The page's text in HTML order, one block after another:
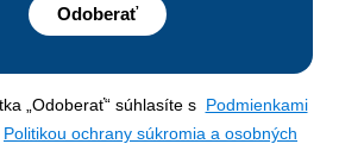
Odoberať
„Odoberať“ súhlasíte s Podmienkami
Politikou ochrany súkromia a osobných